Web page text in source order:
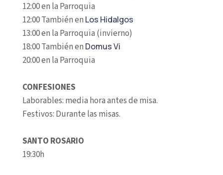
12:00 en la Parroquia
12:00 También en Los Hidalgos
13:00 en la Parroquia (invierno)
18:00 También en Domus Vi
20:00 en la Parroquia
CONFESIONES
Laborables: media hora antes de misa.
Festivos: Durante las misas.
SANTO ROSARIO
19:30h